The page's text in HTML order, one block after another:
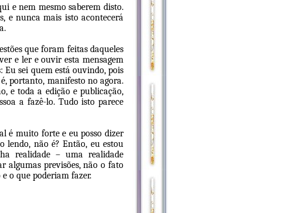
e nem mesmo saberem disto.
e nunca mais isto acontecerá
que foram feitas daqueles
e ler e ouvir esta mensagem
Eu sei quem está ouvindo, pois
portanto, manifesto no agora.
e toda a edição e publicação,
a fazê-lo. Tudo isto parece
é muito forte e eu posso dizer
lendo, não é? Então, eu estou
realidade – uma realidade
algumas previsões, não o fato
o que poderiam fazer.